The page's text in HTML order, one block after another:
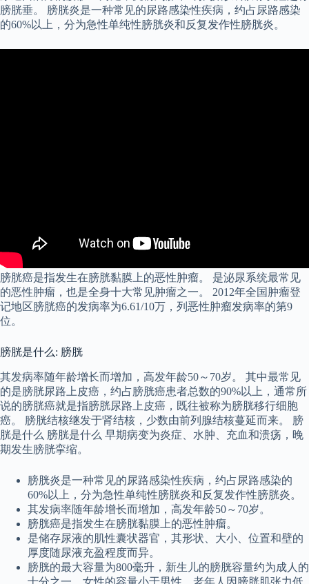
膀胱垂。 膀胱炎是一种常见的尿路感染性疾病，约占尿路感染
的60%以上，分为急性单纯性膀胱炎和反复发作性膀胱炎。
膀胱癌是指发生在膀胱黏膜上的恶性肿瘤。 是泌尿系统最常见
的恶性肿瘤，也是全身十大常见肿瘤之一。 2012年全国肿瘤登
记地区膀胱癌的发病率为6.61/10万，列恶性肿瘤发病率的第9
位。
膀胱是什么: 膀胱
其发病率随年龄增长而增加，高发年龄50～70岁。 其中最常见
的是膀胱尿路上皮癌，约占膀胱癌患者总数的90%以上，通常所
说的膀胱癌就是指膀胱尿路上皮癌，既往被称为膀胱移行细胞
癌。 膀胱结核继发于肾结核，少数由前列腺结核蔓延而来。 膀
胱是什么 膀胱是什么 早期病变为炎症、水肿、充血和溃疡，晚
期发生膀胱挛缩。
膀胱炎是一种常见的尿路感染性疾病，约占尿路感染的
60%以上，分为急性单纯性膀胱炎和反复发作性膀胱炎。
其发病率随年龄增长而增加，高发年龄50～70岁。
膀胱癌是指发生在膀胱黏膜上的恶性肿瘤。
是储存尿液的肌性囊状器官，其形状、大小、位置和壁的
厚度随尿液充盈程度而异。
膀胱的最大容量为800毫升，新生儿的膀胱容量约为成人的
十分之一，女性的容量小于男性，老年人因膀胱肌张力低